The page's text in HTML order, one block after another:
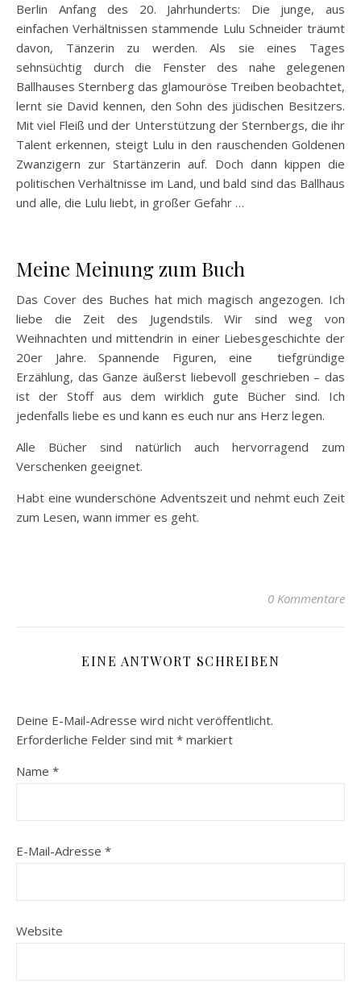
Berlin Anfang des 20. Jahrhunderts: Die junge, aus
einfachen Verhältnissen stammende Lulu Schneider träumt
davon, Tänzerin zu werden. Als sie eines Tages
sehnsüchtig durch die Fenster des nahe gelegenen
Ballhauses Sternberg das glamouröse Treiben beobachtet,
lernt sie David kennen, den Sohn des jüdischen Besitzers.
Mit viel Fleiß und der Unterstützung der Sternbergs, die ihr
Talent erkennen, steigt Lulu in den rauschenden Goldenen
Zwanzigern zur Startänzerin auf. Doch dann kippen die
politischen Verhältnisse im Land, und bald sind das Ballhaus
und alle, die Lulu liebt, in großer Gefahr …
Meine Meinung zum Buch
Das Cover des Buches hat mich magisch angezogen. Ich
liebe die Zeit des Jugendstils. Wir sind weg von
Weihnachten und mittendrin in einer Liebesgeschichte der
20er Jahre. Spannende Figuren, eine tiefgründige
Erzählung, das Ganze äußerst liebevoll geschrieben – das
ist der Stoff aus dem wirklich gute Bücher sind. Ich
jedenfalls liebe es und kann es euch nur ans Herz legen.
Alle Bücher sind natürlich auch hervorragend zum
Verschenken geeignet.
Habt eine wunderschöne Adventszeit und nehmt euch Zeit
zum Lesen, wann immer es geht.
0 Kommentare
EINE ANTWORT SCHREIBEN
Deine E-Mail-Adresse wird nicht veröffentlicht.
Erforderliche Felder sind mit * markiert
Name *
E-Mail-Adresse *
Website